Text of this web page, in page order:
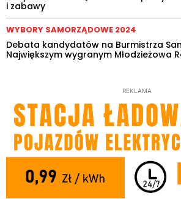
i zabawy
WYBORY SAMORZĄDOWE 2024
Debata kandydatów na Burmistrza
Największym wygranym Młodzieżowa
REKLAMA